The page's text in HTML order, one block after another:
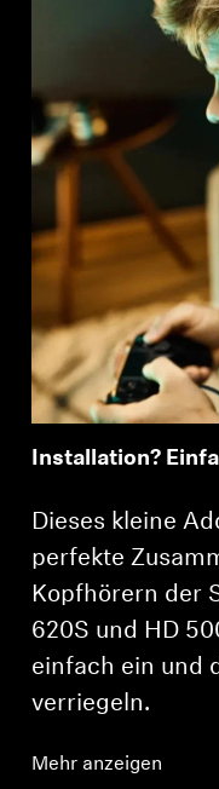
Installation?
Dieses kleine
perfekte
Kopfhörern der
620S und HD
einfach ein und
verriegeln.
Mehr anzeigen